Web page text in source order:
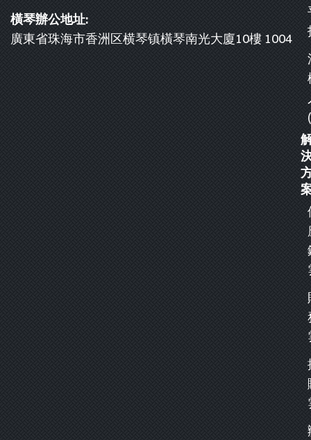
橫琴辦公地址:
廣東省珠海市香洲区横琴镇橫琴南光大廈10樓 1004